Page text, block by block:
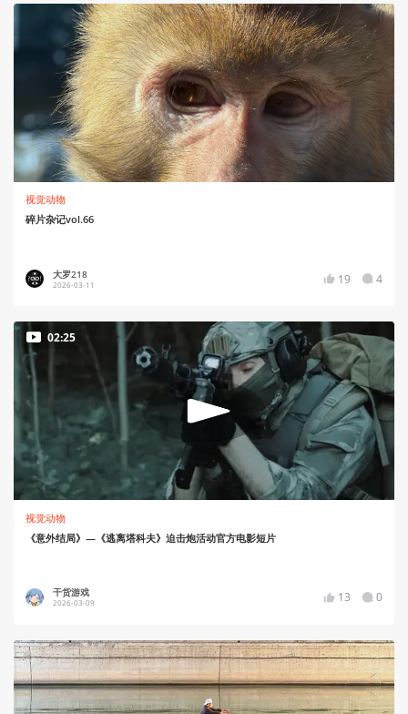
视觉动物
碎片杂记vol.66
大罗218
2026-03-11 19 4
02:25
视觉动物
《意外结局》—《逃离塔科夫》迫击炮活动官方电影短片
干货游戏
2026-03-09 13 0